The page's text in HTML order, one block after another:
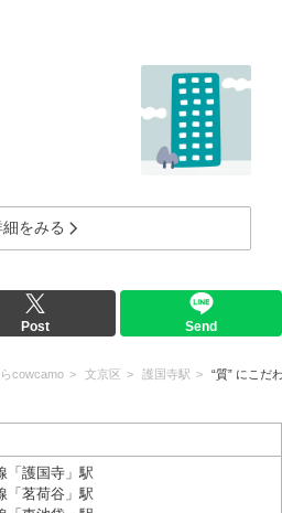
細をみる
Post Send
cowcamo 文京区 護国寺駅 “質” にこだ
「護国寺」駅
「茗荷谷」駅